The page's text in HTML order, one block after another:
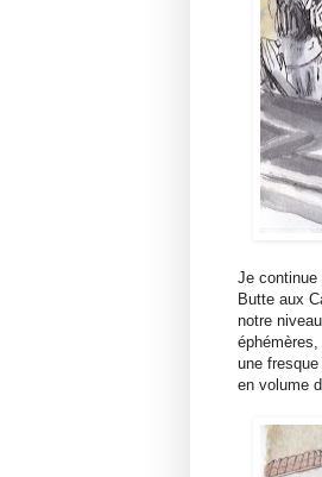
Je continue
Butte aux
notre
une
en volume